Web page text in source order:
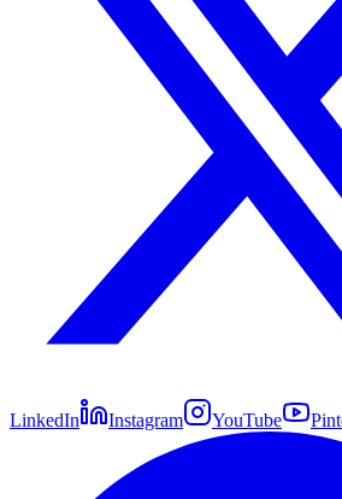
LinkedIn Instagram YouTube